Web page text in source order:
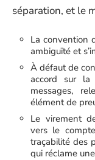
séparation, et le
La convention
ambiguïté et
À défaut de
accord sur la
messages,
élément de
Le virement
vers le
traçabilité des
qui réclame